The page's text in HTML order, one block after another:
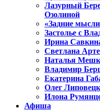
Лазурный
Озолиной
«Задние
Застолье с
Ирина
Светлана
Наталья
Владимир
Екатерина
Олег
Илона
Афиша